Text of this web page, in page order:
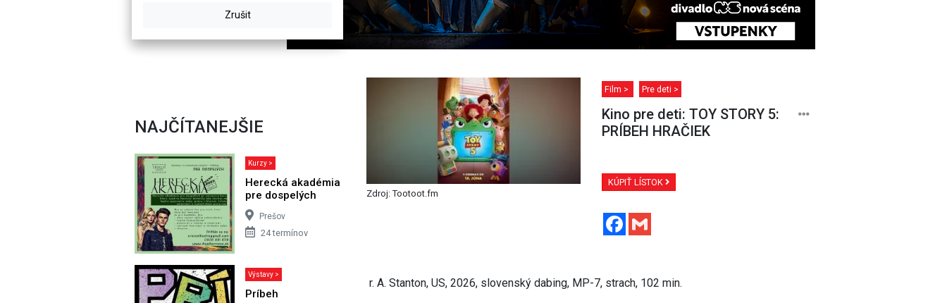
NAJČÍTANEJŠIE
Kurzy >
Herecká akadémia
pre dospelých
Prešov
24 termínov
Výstavy >
Príbeh
Zdroj: Tootoot.fm
Film > Pre deti >
Kino pre deti: TOY STORY 5:
PRÍBEH HRAČIEK
KÚPIŤ LÍSTOK
Facebook
r. A. Stanton, US, 2026, slovenský dabing, MP-7, strach, 102 min.